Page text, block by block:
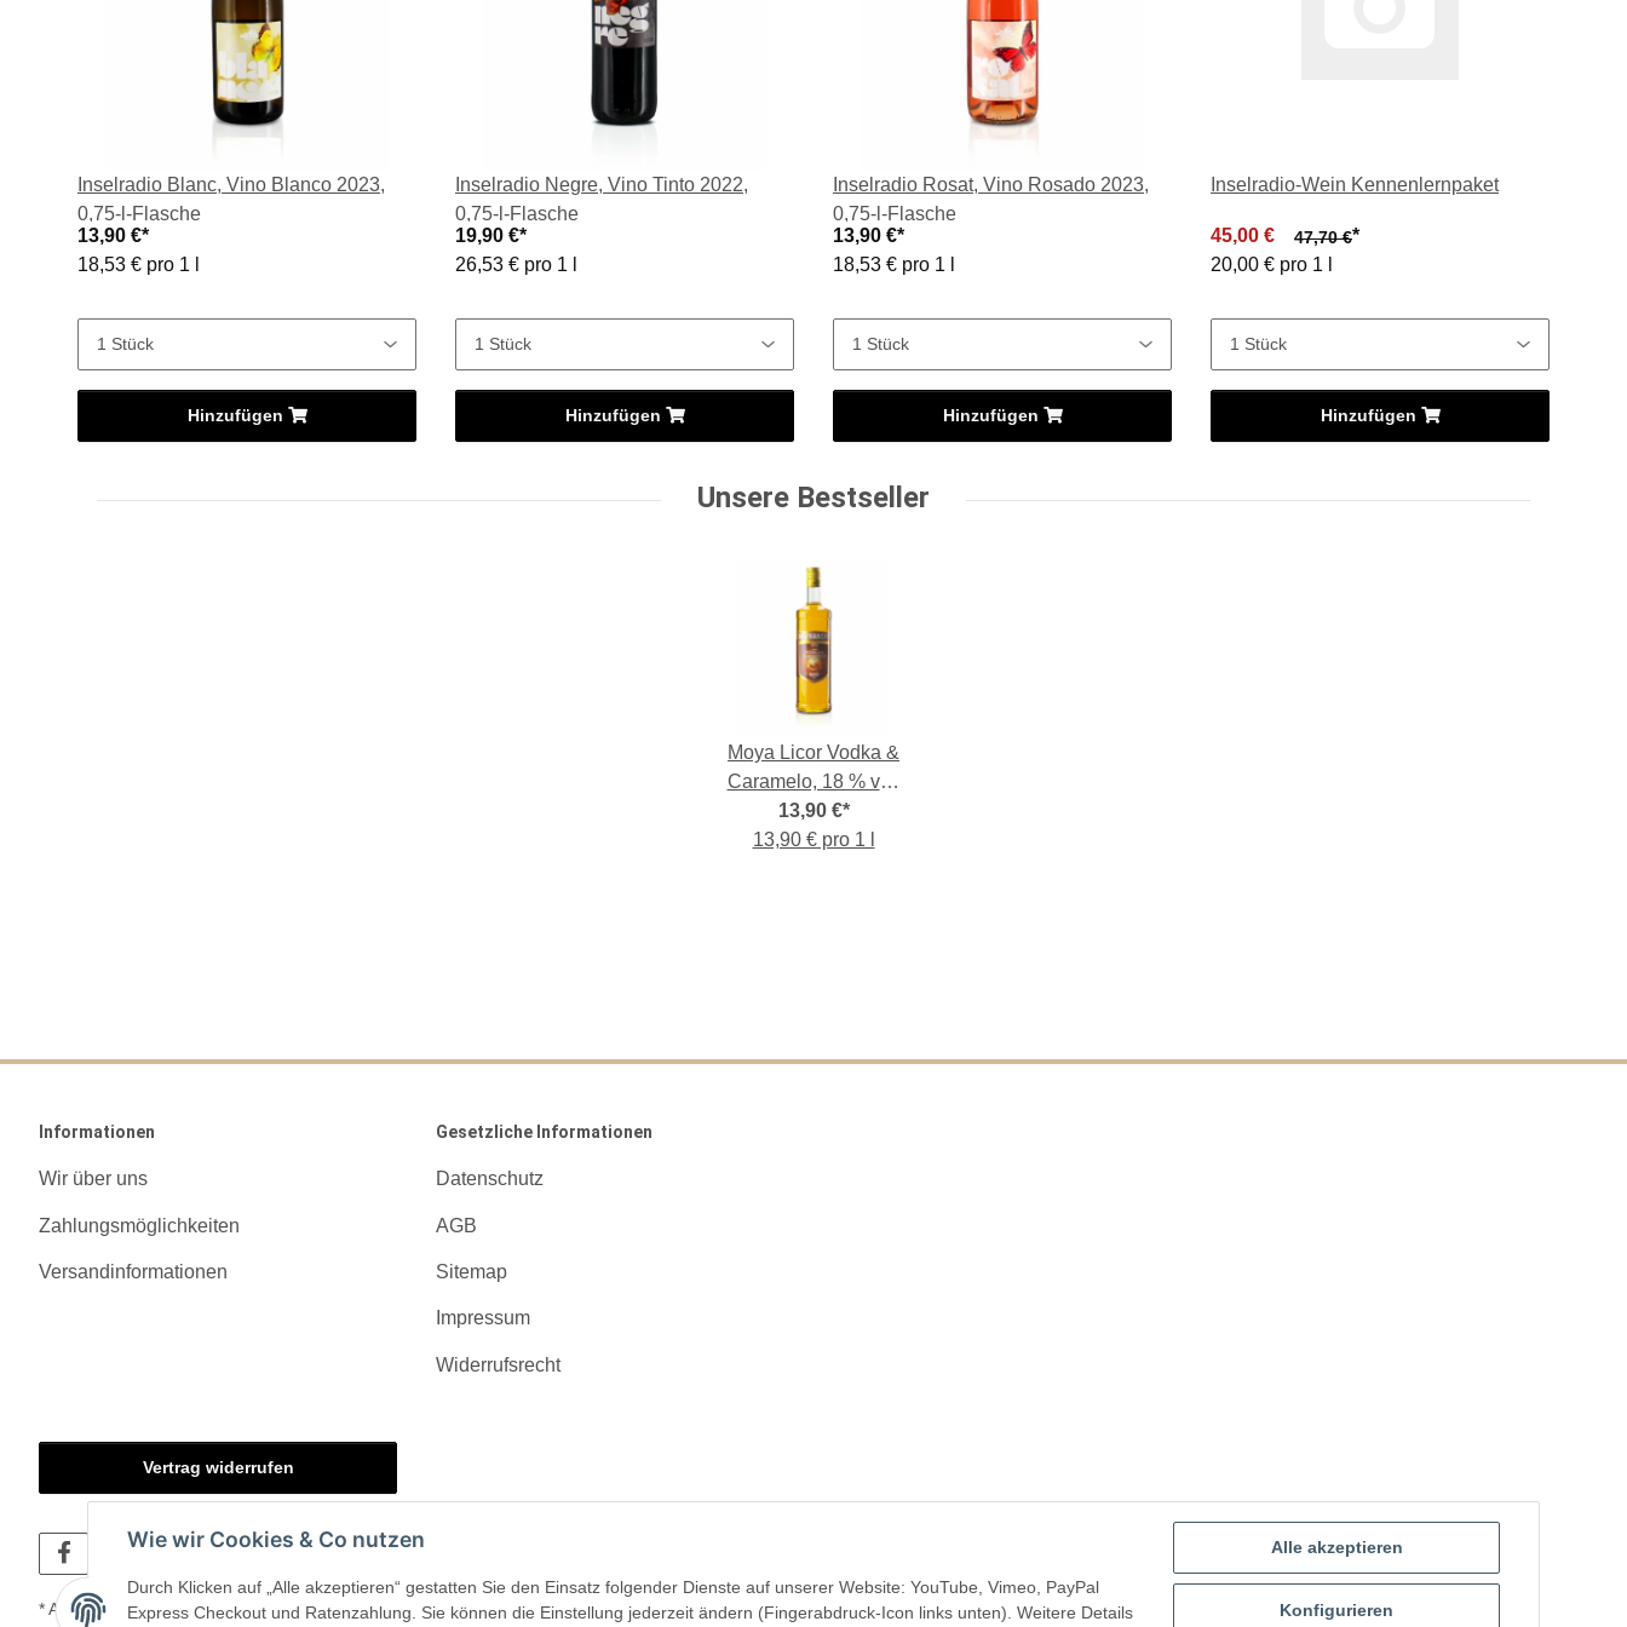
Alle akzeptieren
Konfigurieren
Wie wir Cookies & Co nutzen
Durch Klicken auf „Alle akzeptieren“ gestatten Sie den Einsatz folgender Dienste auf unserer Website: YouTube, Vimeo, PayPal
Express Checkout und Ratenzahlung. Sie können die Einstellung jederzeit ändern (Fingerabdruck-Icon links unten). Weitere Details
Inselradio Blanc, Vino Blanco 2023,
0,75-l-Flasche
13,90 €*
18,53 € pro 1 l
Hinzufügen
Inselradio Negre, Vino Tinto 2022,
0,75-l-Flasche
19,90 €*
26,53 € pro 1 l
Hinzufügen
Inselradio Rosat, Vino Rosado 2023,
0,75-l-Flasche
13,90 €*
18,53 € pro 1 l
Hinzufügen
Inselradio-Wein Kennenlernpaket
45,00 € 47,70 €*
20,00 € pro 1 l
Hinzufügen
Unsere Bestseller
Moya Licor Vodka &
Caramelo, 18 % vol,
1,-l-Flasche
13,90 €*
13,90 € pro 1 l
Informationen
Wir über uns
Zahlungsmöglichkeiten
Versandinformationen
Gesetzliche Informationen
Datenschutz
AGB
Sitemap
Impressum
Widerrufsrecht
Vertrag widerrufen
* Alle Preise inkl. gesetzlicher USt., zzgl.Versand